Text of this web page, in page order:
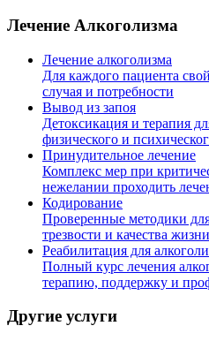
Лечение Алкоголизма
Лечение алкоголизма
Для каждого пациента
случая и потребности
Вывод из запоя
Детоксикация и терапия
физического и
Принудительное лечение
Комплекс мер при
нежелании проходить
Кодирование
Проверенные методики
трезвости и качества жизни
Реабилитация для
Полный курс лечения
терапию, поддержку и
Другие услуги